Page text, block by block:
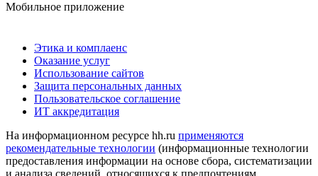
Мобильное приложение
Этика и комплаенс
Оказание услуг
Использование сайтов
Защита персональных данных
Пользовательское соглашение
ИТ аккредитация
На информационном ресурсе hh.ru применяются
рекомендательные технологии (информационные технологии
предоставления информации на основе сбора, систематизации